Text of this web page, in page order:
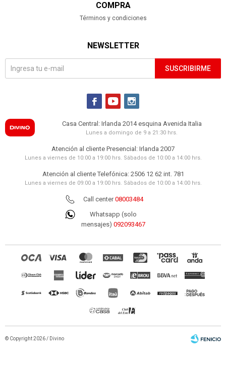
COMPRA
Términos y condiciones
NEWSLETTER
SUSCRIBIRME
  
Casa Central: Irlanda 2014 esquina Avenida Italia
Lunes a domingo de 9 a 21:30 hrs.
Atención al cliente Presencial: Irlanda 2007
Lunes a viernes de 10:00 a 19:00 hrs. Sábados de 10:00 a 14:00 hrs.
Atención al cliente Telefónica: 2506 12 62 int. 781
Lunes a viernes de 09:00 a 19:00 hrs. Sábados de 10:00 a 14:00 hrs.
Call center08003484
Whatsapp (solo
mensajes) 092093467
© Copyright 2026 / Divino